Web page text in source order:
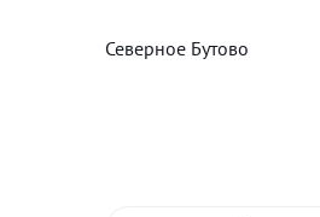
Северное Бутово